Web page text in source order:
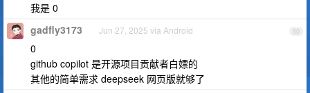
我是 0
50
gadfly3173 Jun 27, 2025 via Android
0
github copilot 是开源项目贡献者白嫖的
其他的简单需求 deepseek 网页版就够了